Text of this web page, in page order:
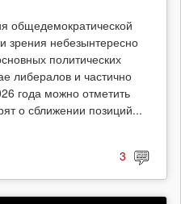
общедемократической
зрения небезынтересно
политических
либералов и частично
года можно отметить
о сближении позиций...
3